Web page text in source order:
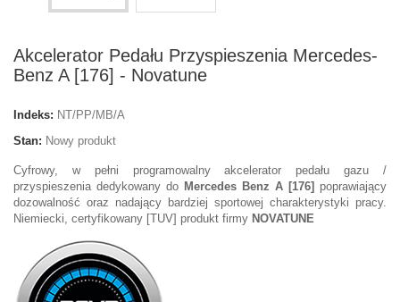
Akcelerator Pedału Przyspieszenia Mercedes-
Benz A [176] - Novatune
Indeks: NT/PP/MB/A
Stan: Nowy produkt
Cyfrowy, w pełni programowalny akcelerator pedału gazu /
przyspieszenia dedykowany do Mercedes Benz A [176] poprawiający
dozowalność oraz nadający bardziej sportowej charakterystyki pracy.
Niemiecki, certyfikowany [TUV] produkt firmy NOVATUNE